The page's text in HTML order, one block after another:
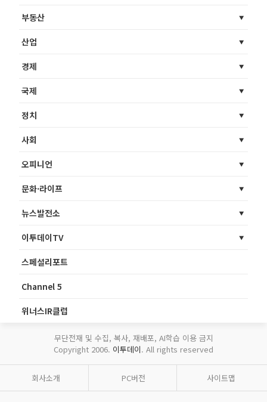
부동산
산업
경제
국제
정치
사회
오피니언
문화·라이프
뉴스발전소
이투데이TV
스페셜리포트
Channel 5
위너스IR클럽
무단전재 및 수집, 복사, 재배포, AI학습 이용 금지
Copyright 2006. 이투데이. All rights reserved
회사소개 PC버전 사이트맵